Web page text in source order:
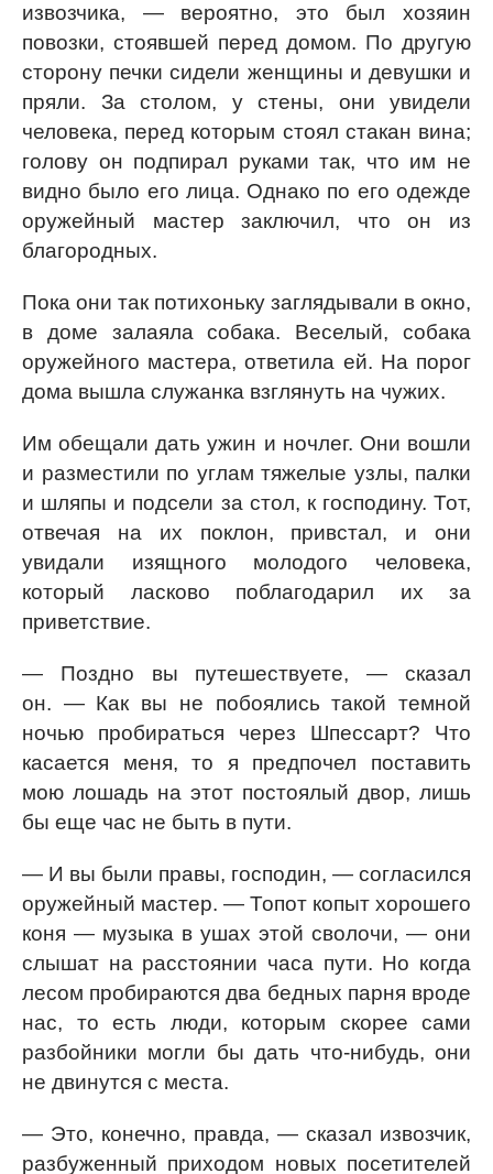
извозчика, — вероятно, это был хозяин
повозки, стоявшей перед домом. По другую
сторону печки сидели женщины и девушки и
пряли. За столом, у стены, они увидели
человека, перед которым стоял стакан вина;
голову он подпирал руками так, что им не
видно было его лица. Однако по его одежде
оружейный мастер заключил, что он из
благородных.
Пока они так потихоньку заглядывали в окно,
в доме залаяла собака. Веселый, собака
оружейного мастера, ответила ей. На порог
дома вышла служанка взглянуть на чужих.
Им обещали дать ужин и ночлег. Они вошли
и разместили по углам тяжелые узлы, палки
и шляпы и подсели за стол, к господину. Тот,
отвечая на их поклон, привстал, и они
увидали изящного молодого человека,
который ласково поблагодарил их за
приветствие.
— Поздно вы путешествуете, — сказал
он. — Как вы не побоялись такой темной
ночью пробираться через Шпессарт? Что
касается меня, то я предпочел поставить
мою лошадь на этот постоялый двор, лишь
бы еще час не быть в пути.
— И вы были правы, господин, — согласился
оружейный мастер. — Топот копыт хорошего
коня — музыка в ушах этой сволочи, — они
слышат на расстоянии часа пути. Но когда
лесом пробираются два бедных парня вроде
нас, то есть люди, которым скорее сами
разбойники могли бы дать что-нибудь, они
не двинутся с места.
— Это, конечно, правда, — сказал извозчик,
разбуженный приходом новых посетителей